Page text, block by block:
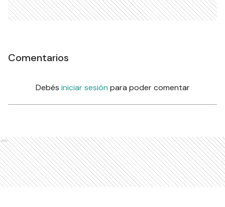
Comentarios
Debés iniciar sesión para poder comentar
Ads